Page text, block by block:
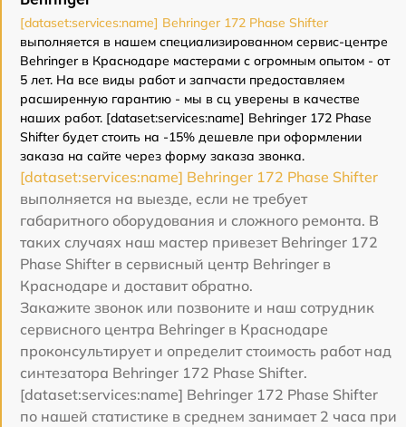
[dataset:services:name] Behringer 172 Phase Shifter
выполняется в нашем специализированном сервис-центре
Behringer в Краснодаре мастерами с огромным опытом - от
5 лет. На все виды работ и запчасти предоставляем
расширенную гарантию - мы в сц уверены в качестве
наших работ. [dataset:services:name] Behringer 172 Phase
Shifter будет стоить на -15% дешевле при оформлении
заказа на сайте через форму заказа звонка.
[dataset:services:name] Behringer 172 Phase Shifter
выполняется на выезде, если не требует
габаритного оборудования и сложного ремонта. В
таких случаях наш мастер привезет Behringer 172
Phase Shifter в сервисный центр Behringer в
Краснодаре и доставит обратно.
Закажите звонок или позвоните и наш сотрудник
сервисного центра Behringer в Краснодаре
проконсультирует и определит стоимость работ над
синтезатора Behringer 172 Phase Shifter.
[dataset:services:name] Behringer 172 Phase Shifter
по нашей статистике в среднем занимает 2 часа при